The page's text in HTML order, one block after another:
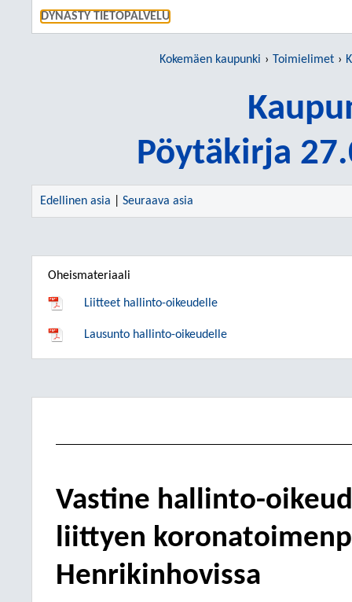
DYNASTY TIETOPALVELU
Kokemäen kaupunki Toimielimet
Pöytäkirja
Edellinen asia Seuraava asia
Oheismateriaali
Liitteet hallinto-oikeudelle
Lausunto hallinto-oikeudelle
Vastine hallinto-
liittyen
Henrikinhovissa